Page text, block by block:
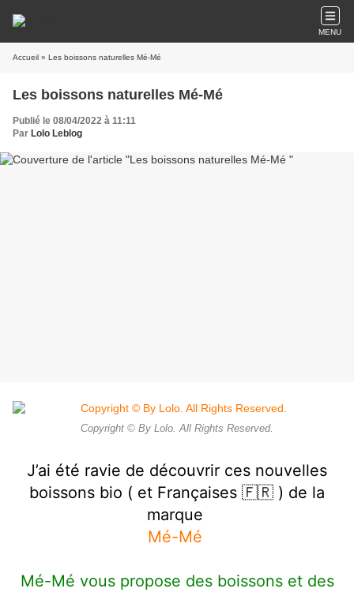
MENU
Accueil » Les boissons naturelles Mé-Mé
Les boissons naturelles Mé-Mé
Publié le 08/04/2022 à 11:11
Par Lolo Leblog
Copyright © By Lolo. All Rights Reserved.
J’ai été ravie de découvrir ces nouvelles
boissons bio ( et Françaises 🇫🇷 ) de la
marque
Mé-Mé
Mé-Mé vous propose des boissons et des